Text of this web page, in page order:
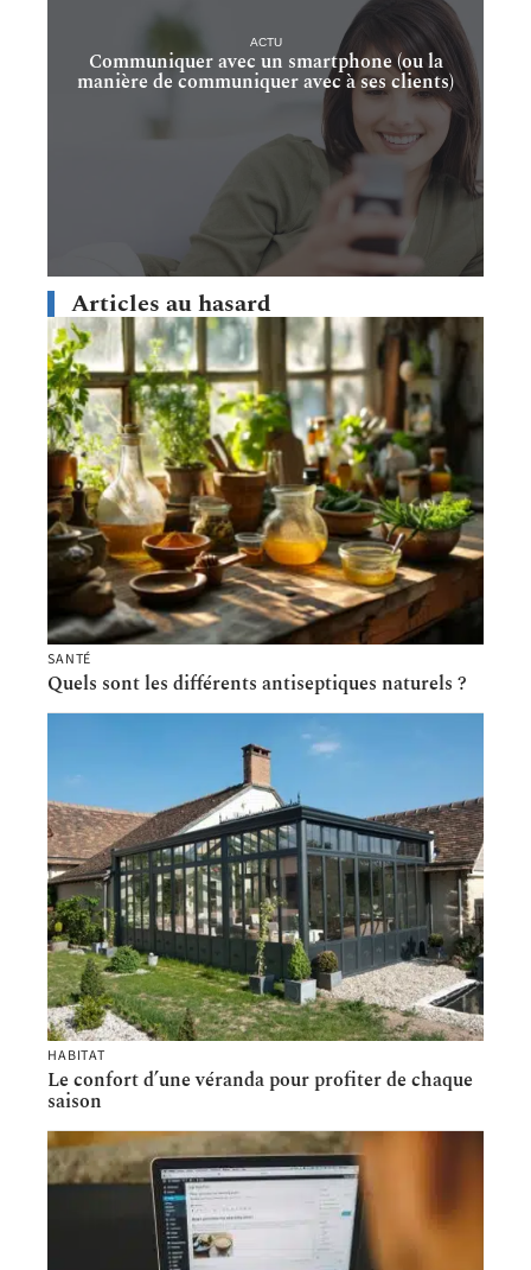
ACTU
Communiquer avec un smartphone (ou la
manière de communiquer avec à ses clients)
Articles au hasard
SANTÉ
Quels sont les différents antiseptiques naturels ?
HABITAT
Le confort d’une véranda pour profiter de chaque
saison